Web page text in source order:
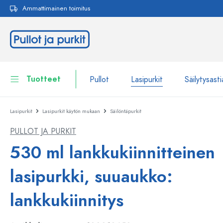
Siirry päänavigointiin
Ammattimainen toimitus
Tuotteet Pullot Lasipurkit
Pullot
Lasipurkit
Säilytysastiat
Astiat
Kosmetiikka-astiat
Näytä kaikki Pullot
WECK-Lasipullot
Lasipurkit Lasipurkit käytön mukaan Säilöntäpurkit
PULLOT JA PURKIT
530 ml lankkukiinnitteinen
lasipurkki, suuaukko:
lankkukiinnitys